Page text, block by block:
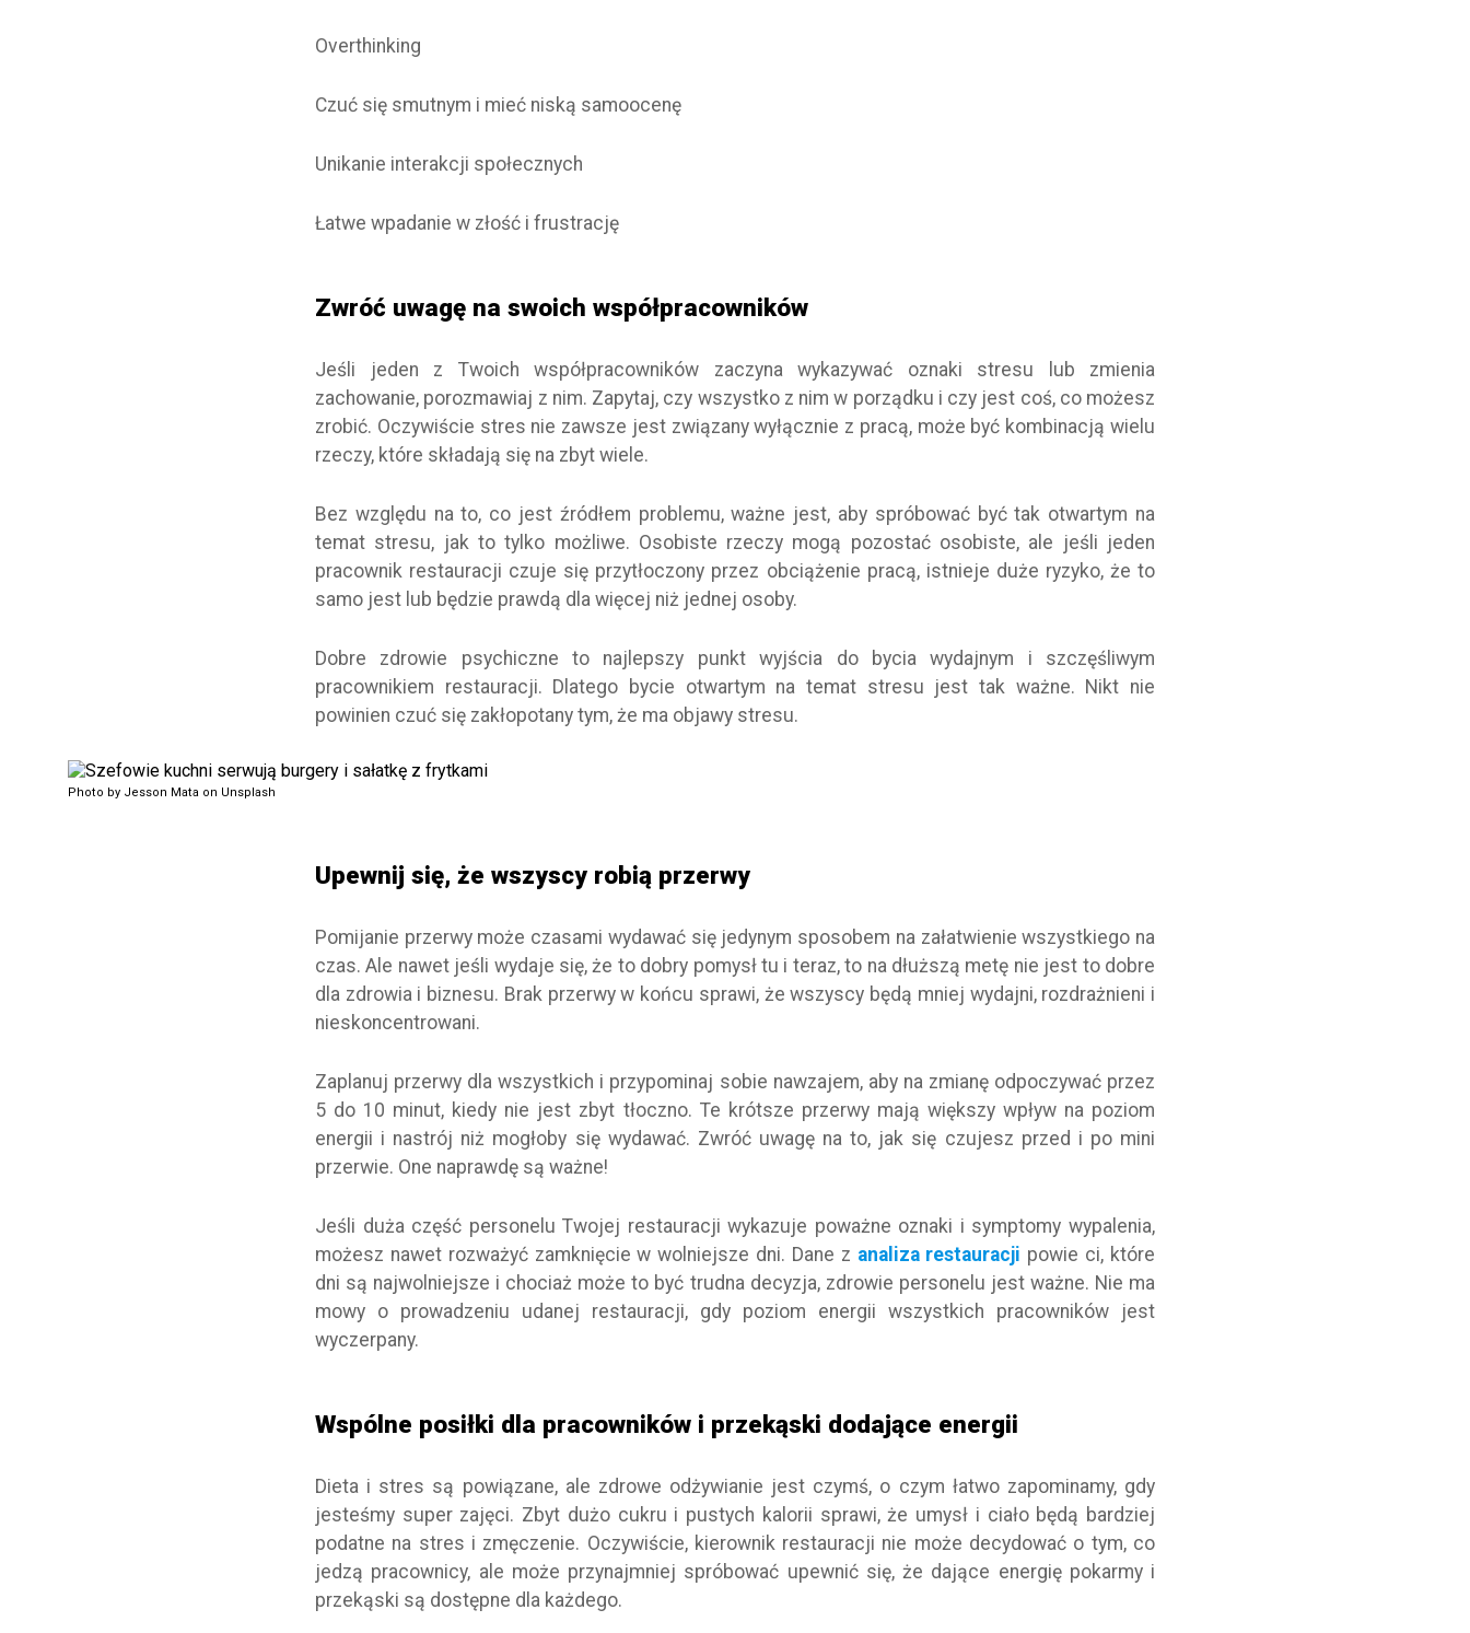
Overthinking
Czuć się smutnym i mieć niską samoocenę
Unikanie interakcji społecznych
Łatwe wpadanie w złość i frustrację
Zwróć uwagę na swoich współpracowników
Jeśli jeden z Twoich współpracowników zaczyna wykazywać oznaki stresu lub zmienia
zachowanie, porozmawiaj z nim. Zapytaj, czy wszystko z nim w porządku i czy jest coś, co możesz
zrobić. Oczywiście stres nie zawsze jest związany wyłącznie z pracą, może być kombinacją wielu
rzeczy, które składają się na zbyt wiele.
Bez względu na to, co jest źródłem problemu, ważne jest, aby spróbować być tak otwartym na
temat stresu, jak to tylko możliwe. Osobiste rzeczy mogą pozostać osobiste, ale jeśli jeden
pracownik restauracji czuje się przytłoczony przez obciążenie pracą, istnieje duże ryzyko, że to
samo jest lub będzie prawdą dla więcej niż jednej osoby.
Dobre zdrowie psychiczne to najlepszy punkt wyjścia do bycia wydajnym i szczęśliwym
pracownikiem restauracji. Dlatego bycie otwartym na temat stresu jest tak ważne. Nikt nie
powinien czuć się zakłopotany tym, że ma objawy stresu.
Photo by Jesson Mata on Unsplash
Upewnij się, że wszyscy robią przerwy
Pomijanie przerwy może czasami wydawać się jedynym sposobem na załatwienie wszystkiego na
czas. Ale nawet jeśli wydaje się, że to dobry pomysł tu i teraz, to na dłuższą metę nie jest to dobre
dla zdrowia i biznesu. Brak przerwy w końcu sprawi, że wszyscy będą mniej wydajni, rozdrażnieni i
nieskoncentrowani.
Zaplanuj przerwy dla wszystkich i przypominaj sobie nawzajem, aby na zmianę odpoczywać przez
5 do 10 minut, kiedy nie jest zbyt tłoczno. Te krótsze przerwy mają większy wpływ na poziom
energii i nastrój niż mogłoby się wydawać. Zwróć uwagę na to, jak się czujesz przed i po mini
przerwie. One naprawdę są ważne!
Jeśli duża część personelu Twojej restauracji wykazuje poważne oznaki i symptomy wypalenia,
możesz nawet rozważyć zamknięcie w wolniejsze dni. Dane z analiza restauracji powie ci, które
dni są najwolniejsze i chociaż może to być trudna decyzja, zdrowie personelu jest ważne. Nie ma
mowy o prowadzeniu udanej restauracji, gdy poziom energii wszystkich pracowników jest
wyczerpany.
Wspólne posiłki dla pracowników i przekąski dodające energii
Dieta i stres są powiązane, ale zdrowe odżywianie jest czymś, o czym łatwo zapominamy, gdy
jesteśmy super zajęci. Zbyt dużo cukru i pustych kalorii sprawi, że umysł i ciało będą bardziej
podatne na stres i zmęczenie. Oczywiście, kierownik restauracji nie może decydować o tym, co
jedzą pracownicy, ale może przynajmniej spróbować upewnić się, że dające energię pokarmy i
przekąski są dostępne dla każdego.